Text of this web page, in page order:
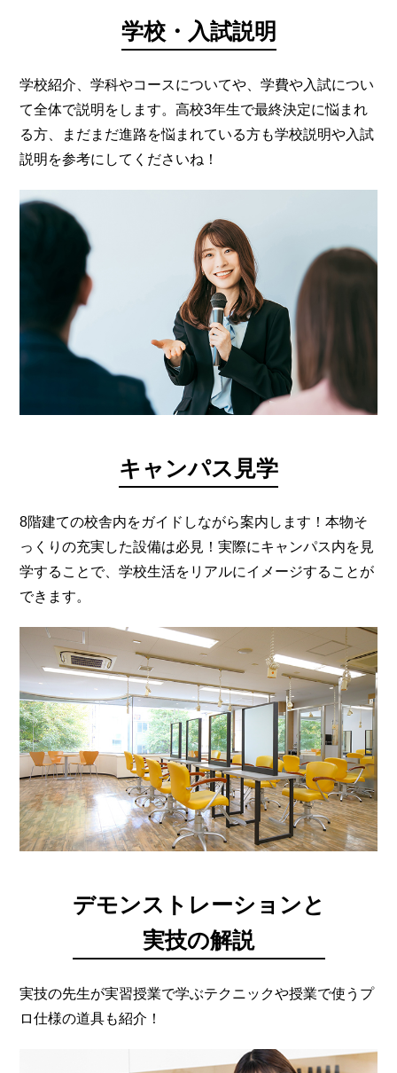
学校・入試説明
学校紹介、学科やコースについてや、学費や入試につい
て全体で説明をします。高校3年生で最終決定に悩まれ
る方、まだまだ進路を悩まれている方も学校説明や入試
説明を参考にしてくださいね！
キャンパス見学
8階建ての校舎内をガイドしながら案内します！本物そ
っくりの充実した設備は必見！実際にキャンパス内を見
学することで、学校生活をリアルにイメージすることが
できます。
デモンストレーションと
実技の解説
実技の先生が実習授業で学ぶテクニックや授業で使うプ
ロ仕様の道具も紹介！